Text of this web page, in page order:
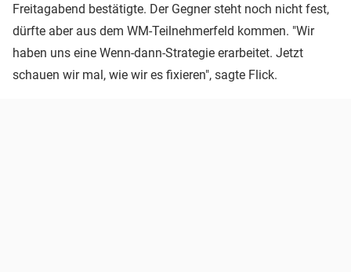
Freitagabend bestätigte. Der Gegner steht noch nicht fest,
dürfte aber aus dem WM-Teilnehmerfeld kommen. "Wir
haben uns eine Wenn-dann-Strategie erarbeitet. Jetzt
schauen wir mal, wie wir es fixieren", sagte Flick.